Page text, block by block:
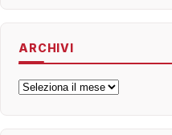
ARCHIVI
Archivi